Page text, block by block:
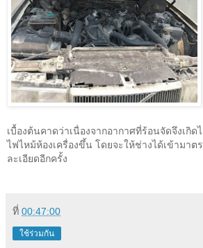
เบื้องต้นคาดว่าเนื่องจากอากาศที่ร้อนจัดจึงเกิ
ไฟไหม้ห้องเครื่องขึ้น โดยจะให้ช่างได้เข้ามาต
ละเอียดอีกครั้ง
ที่ 00:47:00
ใช้ร่วมกัน